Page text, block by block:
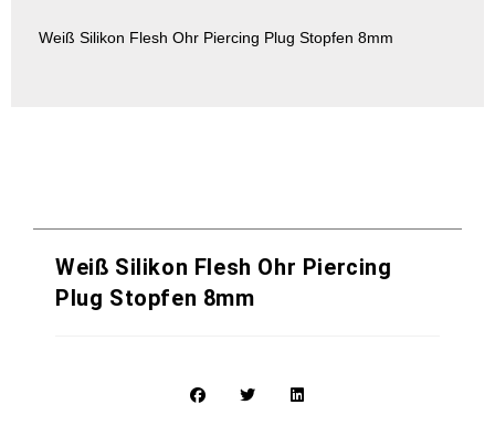
Weiß Silikon Flesh Ohr Piercing Plug Stopfen 8mm
Weiß Silikon Flesh Ohr Piercing
Plug Stopfen 8mm